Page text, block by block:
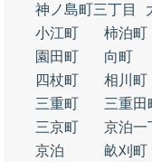
神ノ島町三丁目
小江町
柿泊町
園田町
向町
四杖町
相川町
三重町
三重田
三京町
京泊一
京泊
畝刈町